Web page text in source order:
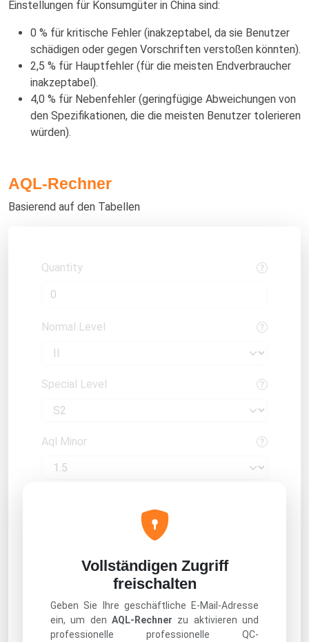
Einstellungen für Konsumgüter in China sind:
0 % für kritische Fehler (inakzeptabel, da sie Benutzer
schädigen oder gegen Vorschriften verstoßen könnten).
2,5 % für Hauptfehler (für die meisten Endverbraucher
inakzeptabel).
4,0 % für Nebenfehler (geringfügige Abweichungen von
den Spezifikationen, die die meisten Benutzer tolerieren
würden).
AQL-Rechner
Basierend auf den Tabellen
Vollständigen Zugriff
freischalten
Geben Sie Ihre geschäftliche E-Mail-Adresse
ein, um den AQL-Rechner zu aktivieren und
professionelle professionelle QC-
Quantity
Normal Level
Special Level
Aql Minor
Special Sample Size